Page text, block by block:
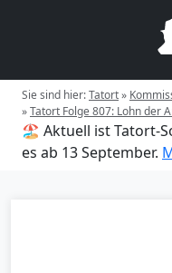
Sie sind hier:Tatort»
»Tatort Folge 807: Lohn der
🏖️ Aktuell ist Tatort-
es ab 13 September.